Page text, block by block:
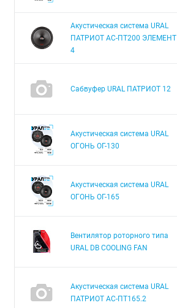
Акустическая система URAL
ПАТРИОТ АС-ПТ200 ЭЛЕМЕНТ
4
Сабвуфер URAL ПАТРИОТ 12
Акустическая система URAL
ОГОНЬ ОГ-130
Акустическая система URAL
ОГОНЬ ОГ-165
Вентилятор роторного типа
URAL DB COOLING FAN
Акустическая система URAL
ПАТРИОТ АС-ПТ165.2